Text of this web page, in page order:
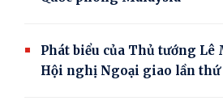
Phát biểu của Thủ tướng
Hội nghị Ngoại giao lần thứ